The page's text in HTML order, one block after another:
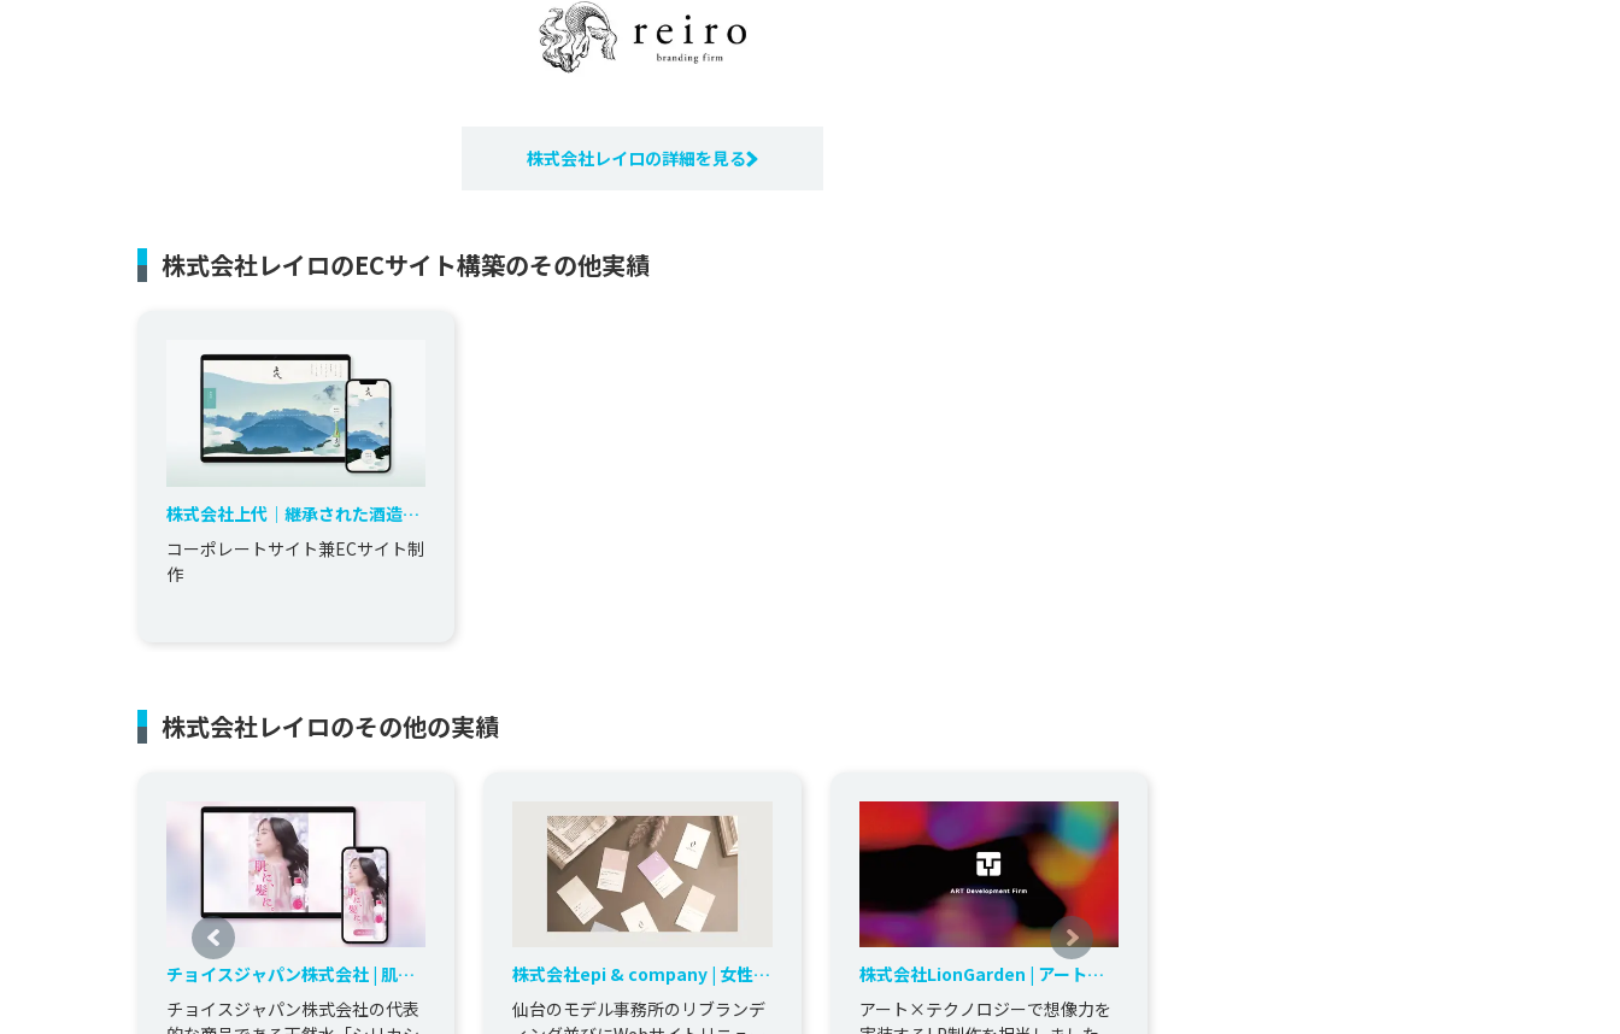
株式会社レイロの詳細を見る
株式会社レイロのECサイト構築のその他実績
株式会社上代｜継承された酒造り
とともに、”思いや空気”を人々に
届ける。
コーポレートサイト兼ECサイト制
作
株式会社レイロのその他の実績
チョイスジャパン株式会社 | 肌と
髪の悩みからアプローチする、美
人天然水のブランディングとLP制
チョイスジャパン株式会社の代表
株式会社epi & company | 女性へ
のエンパワーメントを表現したリ
ブランディング
仙台のモデル事務所のリブランデ
株式会社LionGarden | アート×
テクノロジーで想像力を実装する
LP制作
アート×テクノロジーで想像力を